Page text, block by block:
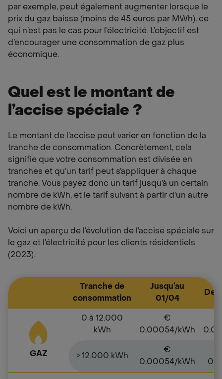
par exemple, peut également augmenter lorsque le
prix du gaz baisse (moins de 45 euros par MWh), ce
qui n’est pas le cas pour l’électricité. L’objectif est
d’encourager une consommation de gaz plus
économique.
Quel est le montant de
l’accise spéciale ?
Le montant de l’accise peut varier en fonction de la
tranche de consommation. Concrètement, cela
signifie que votre consommation est divisée en
tranches et qu’un tarif peut s’appliquer à chaque
tranche. Vous payez donc un tarif jusqu’à un certain
nombre de kWh, et le tarif suivant à partir d’un autre
nombre de kWh.
Voici un aperçu de l’évolution de l’accise spéciale sur
le gaz et l’électricité pour les clients résidentiels
(2023).
Tranche de
consommation
Jusqu’au
01/04
GAZ
0 à 12.000
kWh
€
0,00054/kWh
> 12.000 kWh
€
0,00054/kWh